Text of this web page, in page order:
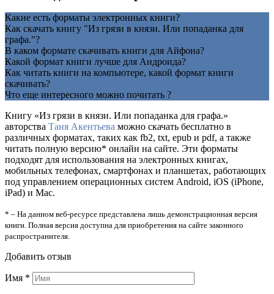
Какие есть форматы электронных книги?
Как скачать книгу "Из грязи в князи. Или попаданка для
графа."?
В каком формате скачивать книги для Айфона?
Какой формат книги лучше для Андроида?
Как читать книги на компьютере, какой формат книги
скачивать?
Что еще интересного можно почитать ?
Книгу «Из грязи в князи. Или попаданка для графа.»
авторства Таня Акентьева можно скачать бесплатно в
различных форматах, таких как fb2, txt, epub и pdf, а также
читать полную версию* онлайн на сайте. Эти форматы
подходят для использования на электронных книгах,
мобильных телефонах, смартфонах и планшетах, работающих
под управлением операционных систем Android, iOS (iPhone,
iPad) и Mac.
* – На данном веб-ресурсе представлена лишь демонстрационная версия
книги. Полная версия доступна для приобретения на сайте законного
распространителя.
Добавить отзыв
Имя *